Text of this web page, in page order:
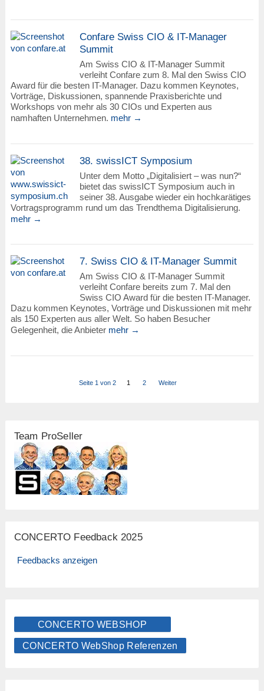
Confare Swiss CIO & IT-Manager
Summit
Am Swiss CIO & IT-Manager Summit
verleiht Confare zum 8. Mal den Swiss CIO
Award für die besten IT-Manager. Dazu kommen Keynotes,
Vorträge, Diskussionen, spannende Praxisberichte und
Workshops von mehr als 30 CIOs und Experten aus
namhaften Unternehmen. mehr →
38. swissICT Symposium
Unter dem Motto „Digitalisiert – was nun?“
bietet das swissICT Symposium auch in
seiner 38. Ausgabe wieder ein hochkarätiges
Vortragsprogramm rund um das Trendthema Digitalisierung.
mehr →
7. Swiss CIO & IT-Manager Summit
Am Swiss CIO & IT-Manager Summit
verleiht Confare bereits zum 7. Mal den
Swiss CIO Award für die besten IT-Manager.
Dazu kommen Keynotes, Vorträge und Diskussionen mit mehr
als 150 Experten aus aller Welt. So haben Besucher
Gelegenheit, die Anbieter mehr →
Seite 1 von 2 1 2 Weiter
Team ProSeller
CONCERTO Feedback 2025
Feedbacks anzeigen
CONCERTO WEBSHOP
CONCERTO WebShop Referenzen